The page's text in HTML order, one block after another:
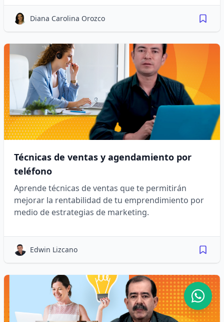
Diana Carolina Orozco
Técnicas de ventas y agendamiento por
teléfono
Aprende técnicas de ventas que te permitirán
mejorar la rentabilidad de tu emprendimiento por
medio de estrategias de marketing.
Edwin Lizcano